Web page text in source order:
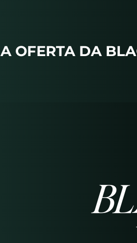
A OFERTA DA